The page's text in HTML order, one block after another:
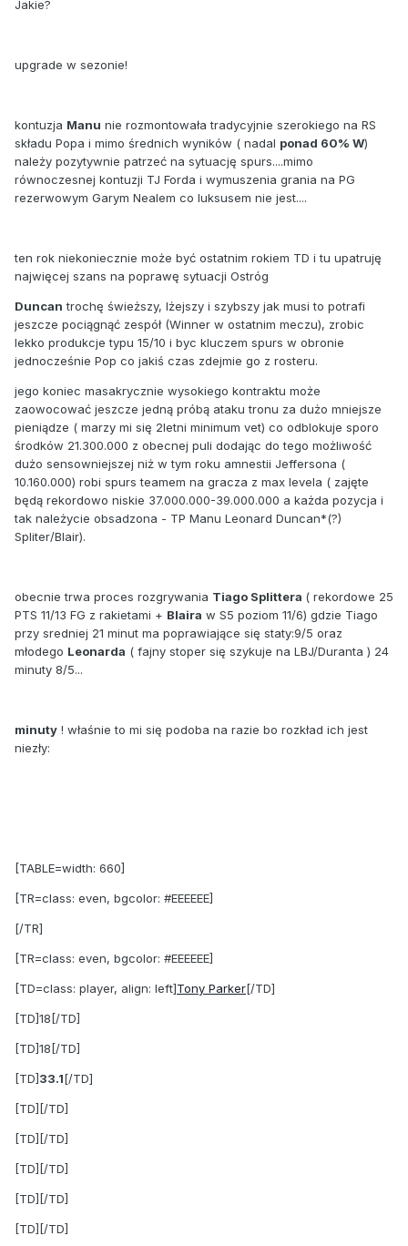
Jakie?
upgrade w sezonie!
kontuzja Manu nie rozmontowała tradycyjnie szerokiego na RS
składu Popa i mimo średnich wyników ( nadal ponad 60% W)
należy pozytywnie patrzeć na sytuację spurs....mimo
równoczesnej kontuzji TJ Forda i wymuszenia grania na PG
rezerwowym Garym Nealem co luksusem nie jest....
ten rok niekoniecznie może być ostatnim rokiem TD i tu upatruję
najwięcej szans na poprawę sytuacji Ostróg
Duncan trochę świeższy, lżejszy i szybszy jak musi to potrafi
jeszcze pociągnąć zespół (Winner w ostatnim meczu), zrobic
lekko produkcje typu 15/10 i byc kluczem spurs w obronie
jednocześnie Pop co jakiś czas zdejmie go z rosteru.
jego koniec masakrycznie wysokiego kontraktu może
zaowocować jeszcze jedną próbą ataku tronu za dużo mniejsze
pieniądze ( marzy mi się 2letni minimum vet) co odblokuje sporo
środków 21.300.000 z obecnej puli dodając do tego możliwość
dużo sensowniejszej niż w tym roku amnestii Jeffersona (
10.160.000) robi spurs teamem na gracza z max levela ( zajęte
będą rekordowo niskie 37.000.000-39.000.000 a każda pozycja i
tak należycie obsadzona - TP Manu Leonard Duncan*(?)
Spliter/Blair).
obecnie trwa proces rozgrywania Tiago Splittera ( rekordowe 25
PTS 11/13 FG z rakietami + Blaira w S5 poziom 11/6) gdzie Tiago
przy sredniej 21 minut ma poprawiające się staty:9/5 oraz
młodego Leonarda ( fajny stoper się szykuje na LBJ/Duranta ) 24
minuty 8/5...
minuty ! właśnie to mi się podoba na razie bo rozkład ich jest
niezły:
[TABLE=width: 660]
[TR=class: even, bgcolor: #EEEEEE]
[/TR]
[TR=class: even, bgcolor: #EEEEEE]
[TD=class: player, align: left]Tony Parker[/TD]
[TD]18[/TD]
[TD]18[/TD]
[TD]33.1[/TD]
[TD][/TD]
[TD][/TD]
[TD][/TD]
[TD][/TD]
[TD][/TD]